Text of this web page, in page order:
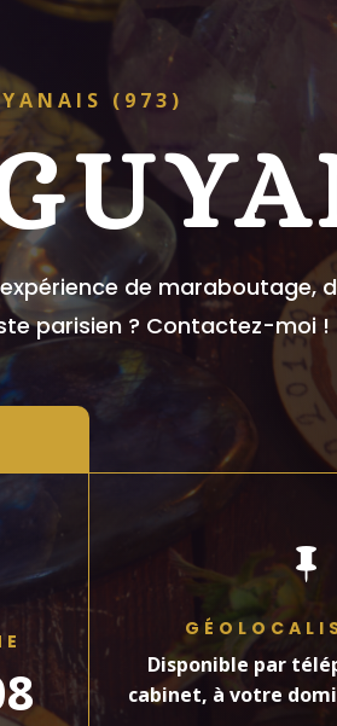
(973)
de maraboutage,
parisien ? Contactez-moi !

Disponible par
cabinet, à votre